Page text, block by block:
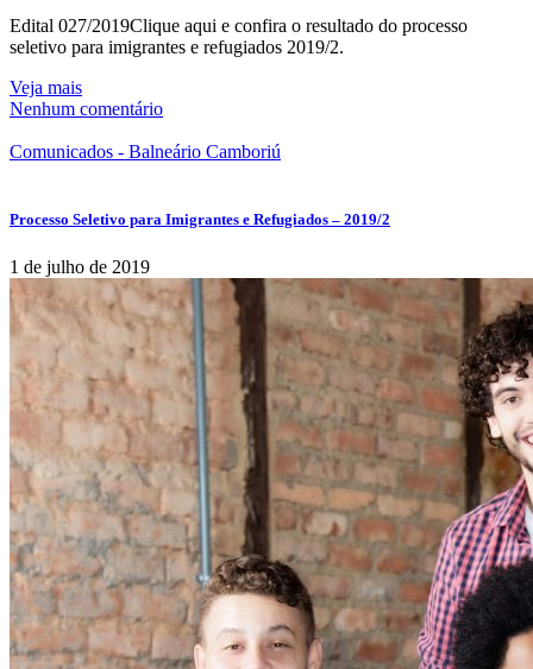
Edital 027/2019Clique aqui e confira o resultado do processo
seletivo para imigrantes e refugiados 2019/2.
Veja mais
Nenhum comentário
Comunicados - Balneário Camboriú
Processo Seletivo para Imigrantes e Refugiados – 2019/2
1 de julho de 2019